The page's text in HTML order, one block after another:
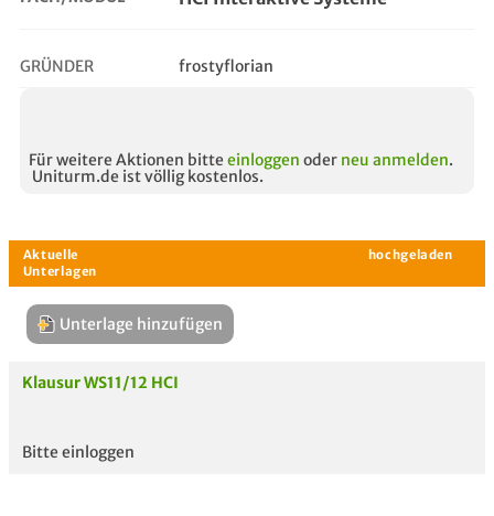
GRÜNDER frostyflorian
Für weitere Aktionen bitte einloggen oder neu anmelden.
Uniturm.de ist völlig kostenlos.
Unterlage hinzufügen
Klausur WS11/12 HCI
Bitte einloggen